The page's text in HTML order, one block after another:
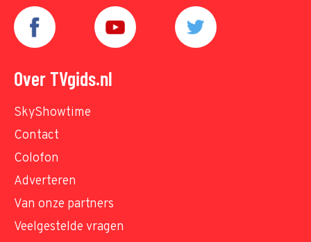
Over TVgids.nl
SkyShowtime
Contact
Colofon
Adverteren
Van onze partners
Veelgestelde vragen